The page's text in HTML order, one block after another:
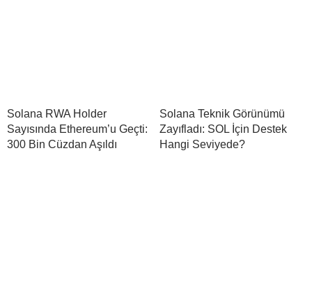
Solana RWA Holder
Sayısında Ethereum’u Geçti:
300 Bin Cüzdan Aşıldı
Solana Teknik Görünümü
Zayıfladı: SOL İçin Destek
Hangi Seviyede?